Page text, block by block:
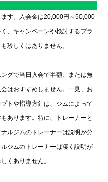
す。入会金は20,000円～50,000
、キャンペーンや検討するプラ
珍しくはありません。
グで当日入会で半額、または無
はおすすめしません。一見、お
トや指導方針は、ジムによって
あります。特に、トレーナーと
ルジムのトレーナーは説明が分
ジムのトレーナーは凄く説明が
くありません。